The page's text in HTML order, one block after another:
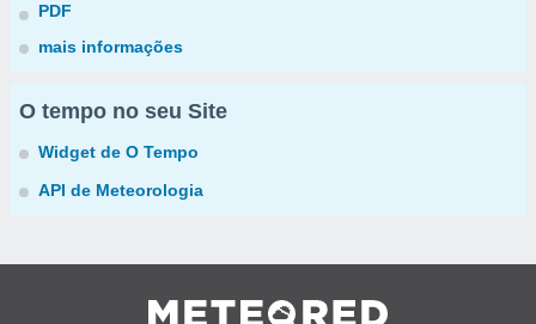
PDF
mais informações
O tempo no seu Site
Widget de O Tempo
API de Meteorologia